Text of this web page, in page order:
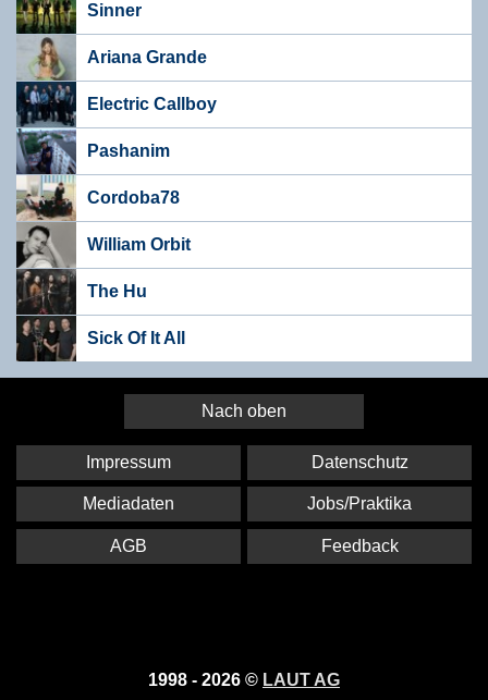
Sinner
Ariana Grande
Electric Callboy
Pashanim
Cordoba78
William Orbit
The Hu
Sick Of It All
Nach oben
1998 - 2026 © LAUT AG
Impressum Datenschutz
Mediadaten Jobs/Praktika
AGB Feedback